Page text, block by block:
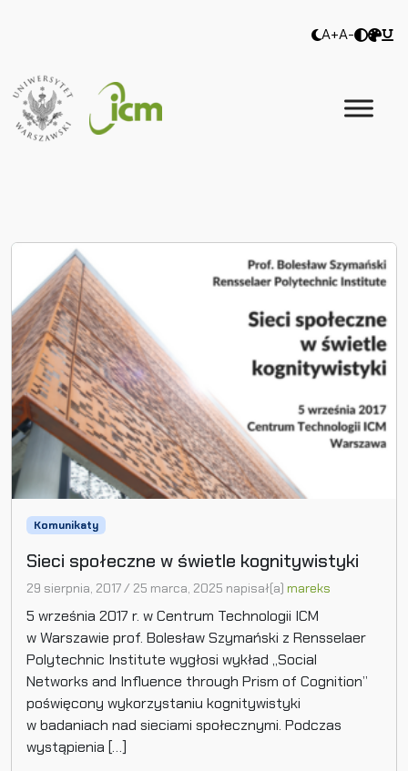
A+A-
Komunikaty
Sieci społeczne w świetle kognitywistyki
29 sierpnia, 2017/ 25 marca, 2025 napisał(a) mareks
5 września 2017 r. w Centrum Technologii ICM
w Warszawie prof. Bolesław Szymański z Rensselaer
Polytechnic Institute wygłosi wykład „Social
Networks and Influence through Prism of Cognition”
poświęcony wykorzystaniu kognitywistyki
w badaniach nad sieciami społecznymi. Podczas
wystąpienia […]